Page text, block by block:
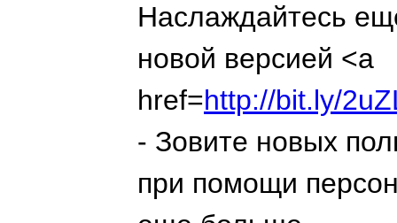
Наслаждайтесь
новой версией <a
href=http://bit.ly/
- Зовите новых
при помощи